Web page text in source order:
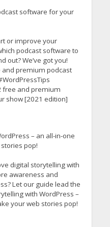
software for your
or improve your
podcast software to
out? We’ve got you!
premium podcast
free and premium
show [2021 edition]
– an all-in-one
pop!
digital storytelling with
awareness and
Let our guide lead the
with WordPress –
your web stories pop!